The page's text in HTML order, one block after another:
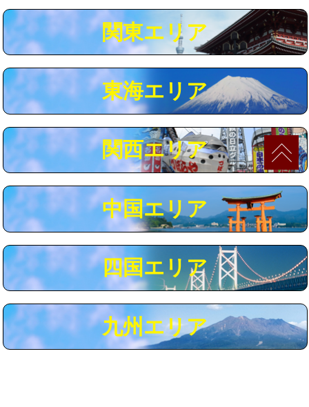
マス交換（土の掘削・埋め戻し作業） 11,000円~
マス交換（深さ50㎝未満） 55,000円
マス交換（深さ50㎝以上） 66,000円
コンクリート斫り（厚さ10㎝まで） 27,500円
コンクリート斫り（厚さ10㎝超え） 38,500円
モルタル補修（厚さ10㎝まで） 27,500円
追加人工 16,500円
※給水管工事は20mmまでの価格です。
関東エリア
東海エリア
関西エリア
中国エリア
四国エリア
九州エリア